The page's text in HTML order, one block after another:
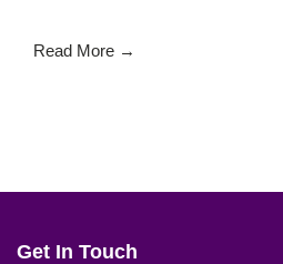
Read More →
Get In Touch